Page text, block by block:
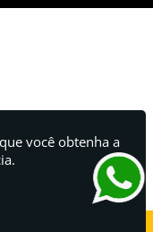
você obtenha a